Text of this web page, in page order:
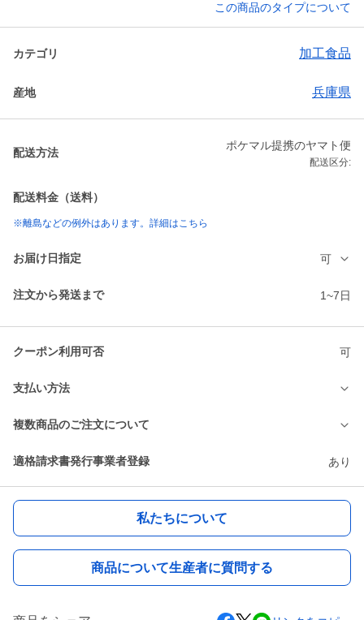
この商品のタイプについて
カテゴリ 加工食品
産地 兵庫県
配送方法
ポケマル提携のヤマト便
配送区分:
配送料金（送料）
※離島などの例外はあります。詳細はこちら
お届け日指定 可
注文から発送まで 1~7日
クーポン利用可否 可
支払い方法
複数商品のご注文について
適格請求書発行事業者登録 あり
私たちについて
商品について生産者に質問する